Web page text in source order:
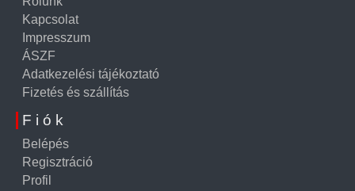
Kapcsolat
Impresszum
ÁSZF
Adatkezelési tájékoztató
Fizetés és szállítás
Fiók
Belépés
Regisztráció
Profil